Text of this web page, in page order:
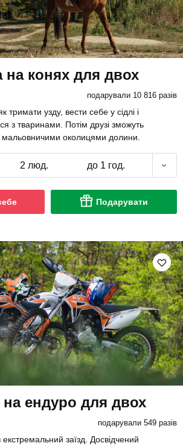
на конях для двох
подарували 10 816 разів
тримати узду, вести себе у сідлі і
з тваринами. Потім друзі зможуть
мальовничими околицями долини.
2 люд. до 1 год.
Подарувати
ендуро для двох
подарували 549 разів
заїзд. Досвідчений